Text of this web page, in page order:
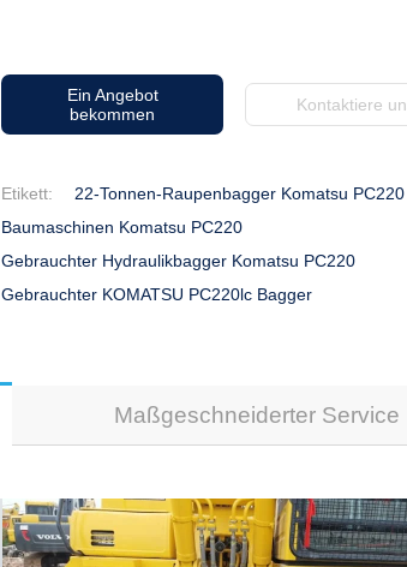
Ein Angebot
bekommen
Kontaktiere
Etikett:
22-Tonnen-Raupenbagger Komatsu PC220
Baumaschinen Komatsu PC220
Gebrauchter Hydraulikbagger Komatsu PC220
Gebrauchter KOMATSU PC220lc Bagger
Maßgeschneiderter Service